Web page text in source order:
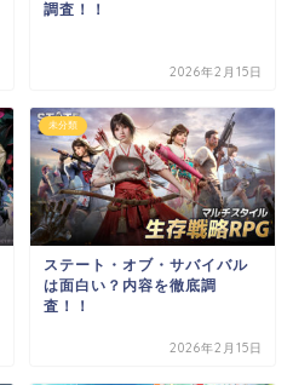
調査！！
2026年2月15日
未分類
ステート・オブ・サバイバル
は面白い？内容を徹底調
査！！
2026年2月15日